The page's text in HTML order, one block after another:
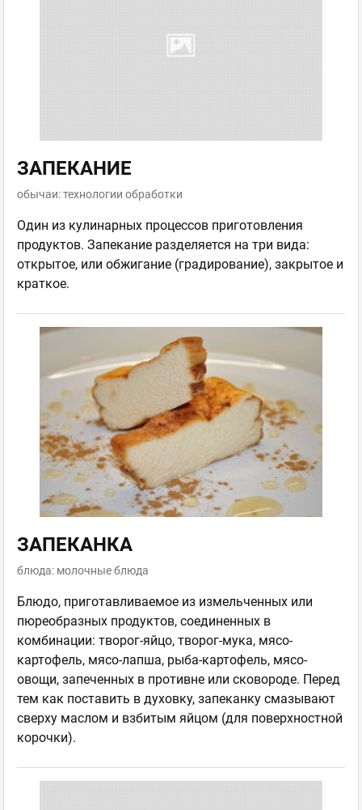
ЗАПЕКАНИЕ
обычаи: технологии обработки
Один из кулинарных процессов приготовления
продуктов. Запекание разделяется на три вида:
открытое, или обжигание (градирование), закрытое и
краткое.
ЗАПЕКАНКА
блюда: молочные блюда
Блюдо, приготавливаемое из измельченных или
пюреобразных продуктов, соединенных в
комбинации: творог-яйцо, творог-мука, мясо-
картофель, мясо-лапша, рыба-картофель, мясо-
овощи, запеченных в противне или сковороде. Перед
тем как поставить в духовку, запеканку смазывают
сверху маслом и взбитым яйцом (для поверхностной
корочки).